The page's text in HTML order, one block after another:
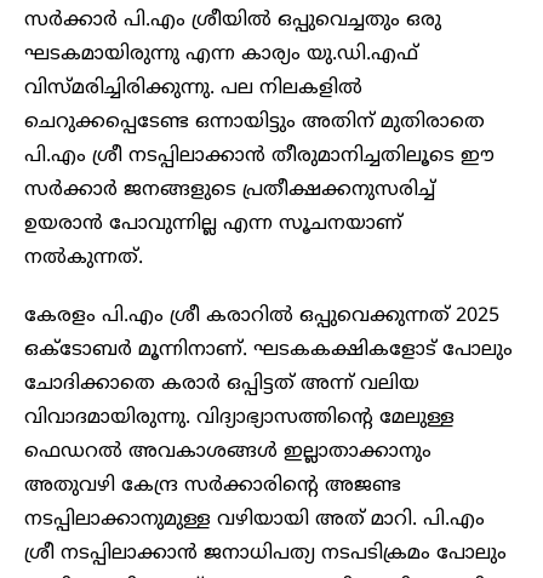
സർക്കാർ പി.എം ശ്രീയിൽ ഒപ്പുവെച്ചതും ഒരു
ഘടകമായിരുന്നു എന്ന കാര്യം യു.ഡി.എഫ്
വിസ്മരിച്ചിരിക്കുന്നു. പല നിലകളിൽ
ചെറുക്കപ്പെടേണ്ട ഒന്നായിട്ടും അതിന് മുതിരാതെ
പി.എം ശ്രീ നടപ്പിലാക്കാൻ തീരുമാനിച്ചതിലൂടെ ഈ
സർക്കാർ ജനങ്ങളുടെ പ്രതീക്ഷക്കനുസരിച്ച്
ഉയരാൻ പോവുന്നില്ല എന്ന സൂചനയാണ്
നൽകുന്നത്.
കേരളം പി.എം ശ്രീ കരാറിൽ ഒപ്പുവെക്കുന്നത് 2025
ഒക്ടോബർ മൂന്നിനാണ്. ഘടകകക്ഷികളോട് പോലും
ചോദിക്കാതെ കരാർ ഒപ്പിട്ടത് അന്ന് വലിയ
വിവാദമായിരുന്നു. വിദ്യാഭ്യാസത്തിന്റെ മേലുള്ള
ഫെഡറൽ അവകാശങ്ങൾ ഇല്ലാതാക്കാനും
അതുവഴി കേന്ദ്ര സർക്കാരിന്റെ അജണ്ട
നടപ്പിലാക്കാനുമുള്ള വഴിയായി അത് മാറി. പി.എം
ശ്രീ നടപ്പിലാക്കാൻ ജനാധിപത്യ നടപടിക്രമം പോലും